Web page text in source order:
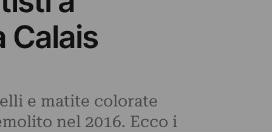
Calais
e matite colorate
nel 2016. Ecco i